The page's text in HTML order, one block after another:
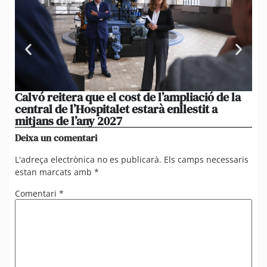
Calvó reitera que el cost de l’ampliació de la
central de l’Hospitalet estarà enllestit a
mitjans de l’any 2027
Deixa un comentari
L'adreça electrònica no es publicarà. Els camps necessaris
estan marcats amb *
Comentari *